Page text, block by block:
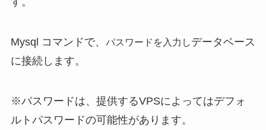
Mysql コマンドで、 パスワードを入力しデータベース
に接続します。
※パスワードは、提供するVPSによってはデフォ
ルトパスワードの可能性があります。